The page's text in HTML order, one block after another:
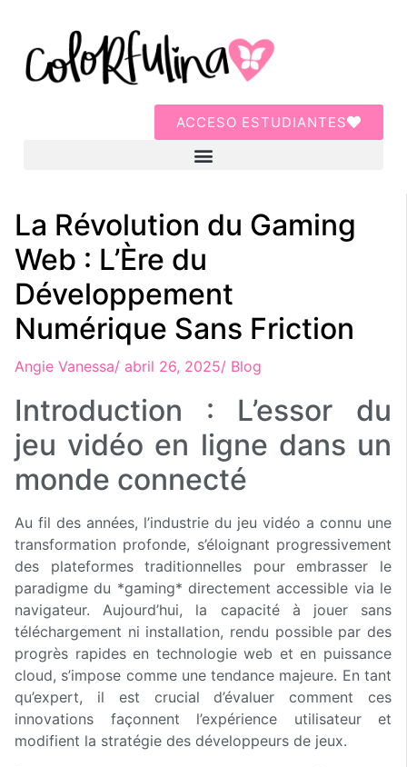
ACCESO ESTUDIANTES
La Révolution du Gaming
Web : L’Ère du
Développement
Numérique Sans Friction
Angie Vanessa/ abril 26, 2025/ Blog
Introduction : L’essor du
jeu vidéo en ligne dans un
monde connecté
Au fil des années, l’industrie du jeu vidéo a connu une
transformation profonde, s’éloignant progressivement
des plateformes traditionnelles pour embrasser le
paradigme du *gaming* directement accessible via le
navigateur. Aujourd’hui, la capacité à jouer sans
téléchargement ni installation, rendu possible par des
progrès rapides en technologie web et en puissance
cloud, s’impose comme une tendance majeure. En tant
qu’expert, il est crucial d’évaluer comment ces
innovations façonnent l’expérience utilisateur et
modifient la stratégie des développeurs de jeux.